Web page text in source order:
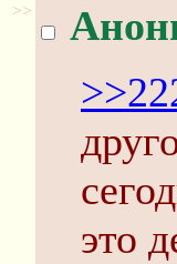
>>
это